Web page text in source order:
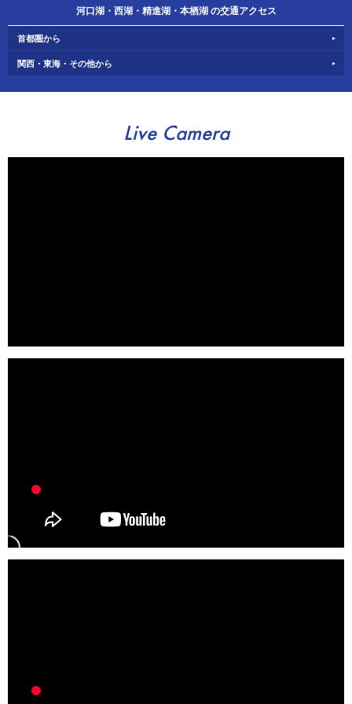
河口湖・西湖・精進湖・本栖湖 の交通アクセス
首都圏から
関西・東海・その他から
Live Camera